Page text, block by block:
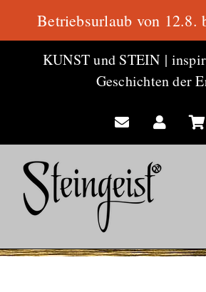
KUNST und STEIN |
Geschichten der
Betriebsurlaub von 12.8.